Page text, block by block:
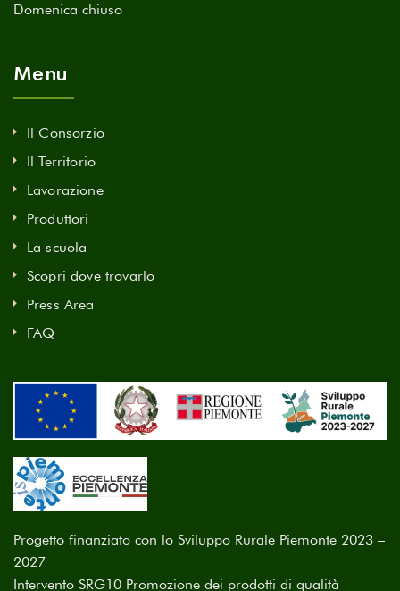
Domenica chiuso
Menu
Il Consorzio
Il Territorio
Lavorazione
Produttori
La scuola
Scopri dove trovarlo
Press Area
FAQ
Progetto finanziato con lo Sviluppo Rurale Piemonte 2023 –
2027
Intervento SRG10 Promozione dei prodotti di qualità